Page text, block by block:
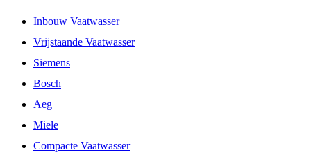
Inbouw Vaatwasser
Vrijstaande Vaatwasser
Siemens
Bosch
Aeg
Miele
Compacte Vaatwasser